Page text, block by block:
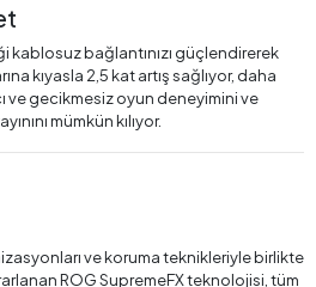
kablosuz bağlantınızı güçlendirerek
kıyasla 2,5 kat artış sağlıyor, daha
ve gecikmesiz oyun deneyimini ve
mümkün kılıyor.
ve koruma teknikleriyle birlikte
ROG SupremeFX teknolojisi, tüm